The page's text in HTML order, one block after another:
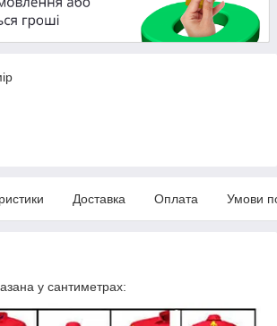
Доставка Оплата Умови
у сантиметрах: